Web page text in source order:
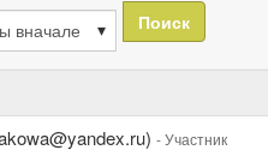
Поиск
- Участник